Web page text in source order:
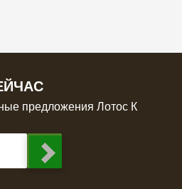
предложения Лотос К